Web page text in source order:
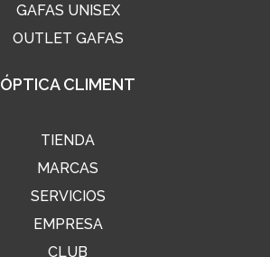
GAFAS UNISEX
OUTLET GAFAS
ÓPTICA CLIMENT
TIENDA
MARCAS
SERVICIOS
EMPRESA
CLUB